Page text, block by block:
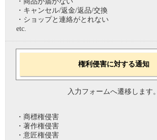
・キャンセル/返金/返品/交換
・ショップと連絡がとれない
etc.
権利侵害に対する通知
入力フォームへ遷移します。
・商標権侵害
・著作権侵害
・意匠権侵害